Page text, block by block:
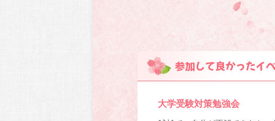
参加して良かったイ
大学受験対策勉強会